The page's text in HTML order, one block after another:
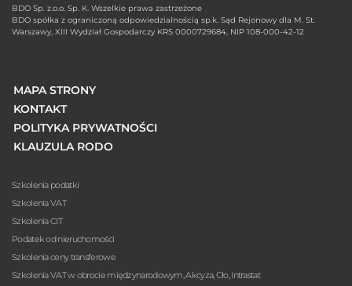
BDO Sp. z.o.o. Sp. K. Wszelkie prawa zastrzeżone
BDO spółka z ograniczoną odpowiedzialnością sp.k. Sąd Rejonowy dla M. St.
Warszawy, XIII Wydział Gospodarczy KRS 0000729684, NIP 108-000-42-12
MAPA STRONY
KONTAKT
POLITYKA PRYWATNOŚCI
KLAUZULA RODO
Szkolenia podatki
Szkolenia VAT
Szkolenia CIT
Podatek od nieruchomości
Szkolenia ceny transferowe
Szkolenia VAT w obrocie międzynarodowym, Akcyza, Cło, Intrastat